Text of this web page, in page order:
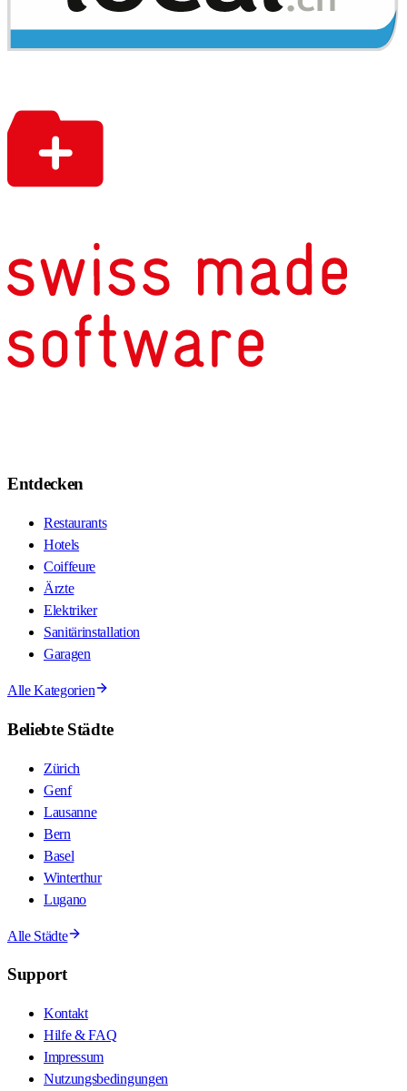
Entdecken
Restaurants
Hotels
Coiffeure
Ärzte
Elektriker
Sanitärinstallation
Garagen
Alle Kategorien
Beliebte Städte
Zürich
Genf
Lausanne
Bern
Basel
Winterthur
Lugano
Alle Städte
Support
Kontakt
Hilfe & FAQ
Impressum
Nutzungsbedingungen